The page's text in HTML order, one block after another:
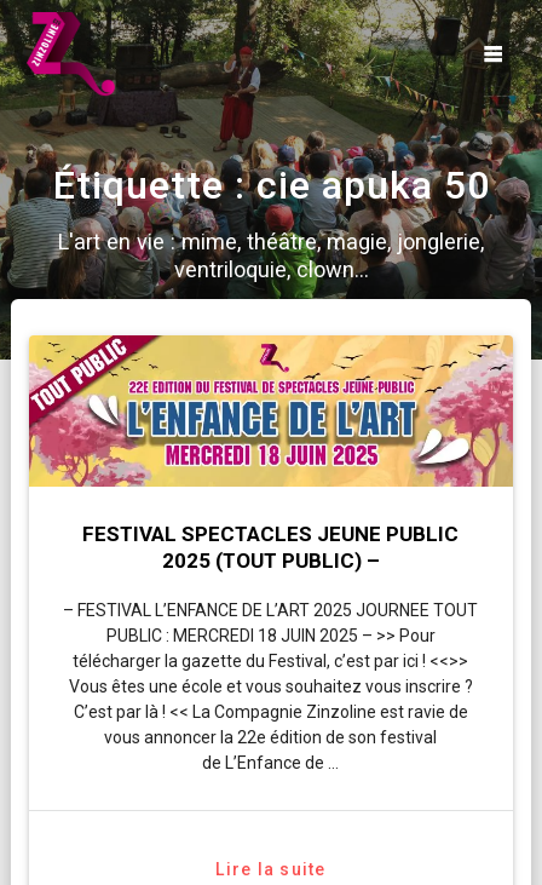
Skip
to
content
Étiquette :cie apuka 50
L'art en vie : mime, théâtre, magie, jonglerie,
ventriloquie, clown...
FESTIVAL SPECTACLES JEUNE PUBLIC
2025 (TOUT PUBLIC) –
– FESTIVAL L’ENFANCE DE L’ART 2025 JOURNEE TOUT
PUBLIC : MERCREDI 18 JUIN 2025 – >> Pour
télécharger la gazette du Festival, c’est par ici ! <<>>
Vous êtes une école et vous souhaitez vous inscrire ?
C’est par là ! << La Compagnie Zinzoline est ravie de
vous annoncer la 22e édition de son festival
de L’Enfance de …
Lire la suite